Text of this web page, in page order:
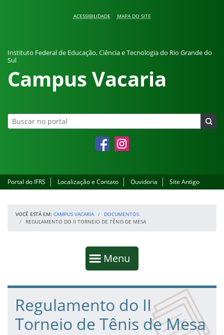
ACESSIBILIDADE MAPA DO SITE
Instituto Federal de Educação, Ciência e Tecnologia do Rio Grande do
Sul
Campus Vacaria
FacebookInstagram
Portal do IFRS Localização e Contato Ouvidoria Site Antigo
VOCÊ ESTÁ EM: CAMPUS VACARIA
DOCUMENTOS
REGULAMENTO DO II TORNEIO DE TÊNIS DE MESA
Mostrar
Menu
Fim da navegação
Início do conteúdo
Regulamento do II
Torneio de Tênis de Mesa